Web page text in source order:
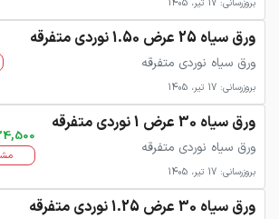
بروزرسانی: 17 تیر، 1405
ورق سیاه 25 عرض 1.50 نوردی متفرقه
ورق سیاه نوردی متفرقه
بروزرسانی: 17 تیر، 1405
ورق سیاه 30 عرض 1 نوردی متفرقه
ورق سیاه نوردی متفرقه
بروزرسانی: 17 تیر، 1405
ورق سیاه 30 عرض 1.25 نوردی متفرقه